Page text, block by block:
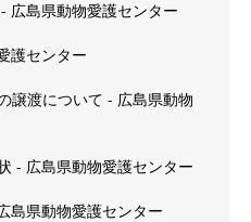
広島県動物愛護センター
護センター
譲渡について - 広島県動物
- 広島県動物愛護センター
島県動物愛護センター